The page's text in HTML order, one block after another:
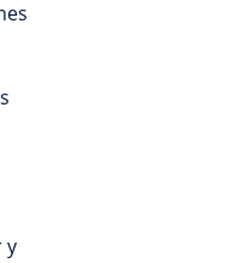
y